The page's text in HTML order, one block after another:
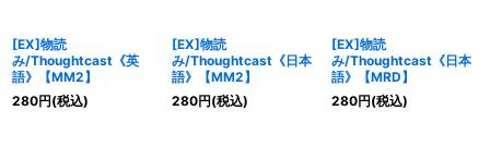
[EX]物読
み/Thoughtcast《英
語》【MM2】
280円(税込)
[EX]物読
み/Thoughtcast《日本
語》【MM2】
280円(税込)
[EX]物読
み/Thoughtcast《日本
語》【MRD】
280円(税込)